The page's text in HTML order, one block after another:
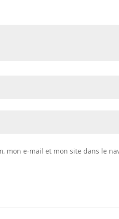
mon e-mail et mon site dans le